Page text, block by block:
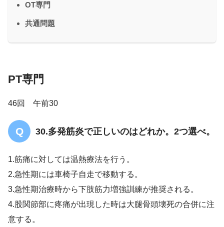
OT専門
共通問題
PT専門
46回 午前30
30.多発筋炎で正しいのはどれか。2つ選べ。
1.筋痛に対しては温熱療法を行う。
2.急性期には車椅子自走で移動する。
3.急性期治療時から下肢筋力増強訓練が推奨される。
4.股関節部に疼痛が出現した時は大腿骨頭壊死の合併に注
意する。